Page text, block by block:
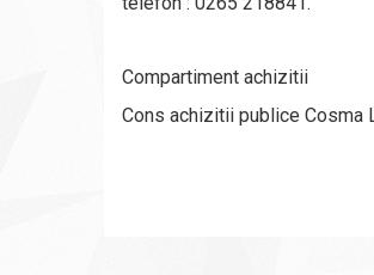
Compartiment achizitii
Cons achizitii publice Cosma